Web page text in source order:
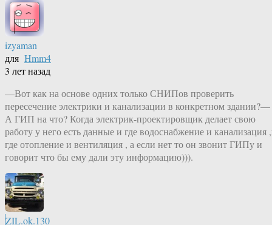
izyaman
для Hmm4
3 лет назад
—Вот как на основе одних только СНИПов проверить
пересечение электрики и канализации в конкретном здании?—
А ГИП на что? Когда электрик-проектировщик делает свою
работу у него есть данные и где водоснабжение и канализация
где отопление и вентиляция , а если нет то он звонит ГИПу и
говорит что бы ему дали эту информацию))).
ZIL.ok.130